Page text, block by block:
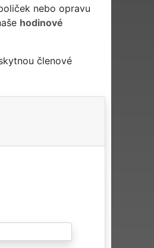
nebo opravu
hodinové
členové